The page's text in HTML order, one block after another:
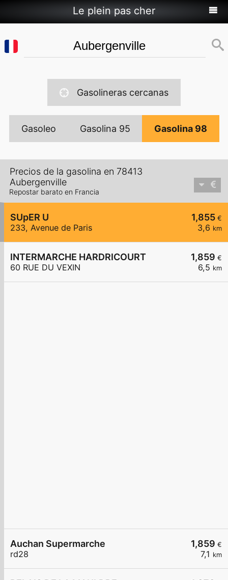
Le plein pas cher
Gasolineras cercanas
Gasoleo Gasolina 95 Gasolina 98
Precios de la gasolina en 78413
Aubergenville
Repostar barato en Francia
1,855 €
3,6 km
SUpER U
233, Avenue de Paris
1,859 €
6,5 km
INTERMARCHE HARDRICOURT
60 RUE DU VEXIN
1,859 €
7,1 km
Auchan Supermarche
rd28